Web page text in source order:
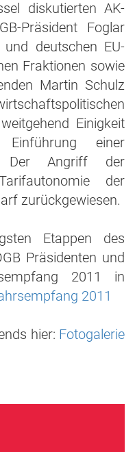
diskutierten AK-
Präsident Foglar
deutschen EU-
Fraktionen sowie
Martin Schulz
Einigkeit
einer
Der Angriff der
der
zurückgewiesen.
Etappen des
Präsidenten und
2011 in
2011
hier: Fotogalerie